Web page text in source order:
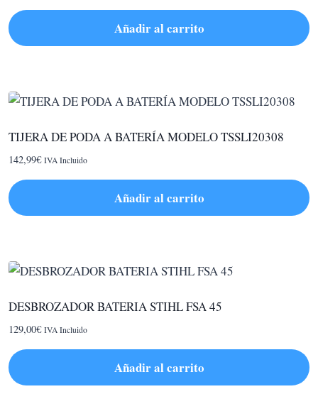
Añadir al carrito
TIJERA DE PODA A BATERÍA MODELO TSSLI20308
142,99€ IVA Incluido
Añadir al carrito
DESBROZADOR BATERIA STIHL FSA 45
129,00€ IVA Incluido
Añadir al carrito